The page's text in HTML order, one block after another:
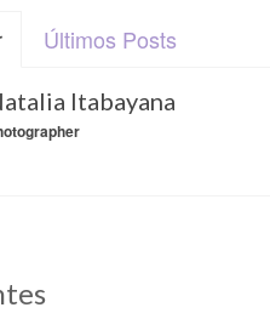
Últimos Posts
Itabayana